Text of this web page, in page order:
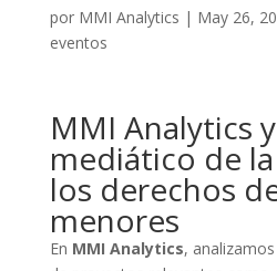
por MMI Analytics | May 26,
eventos
MMI Analytics
mediático de
los derechos
menores
En MMI Analytics,